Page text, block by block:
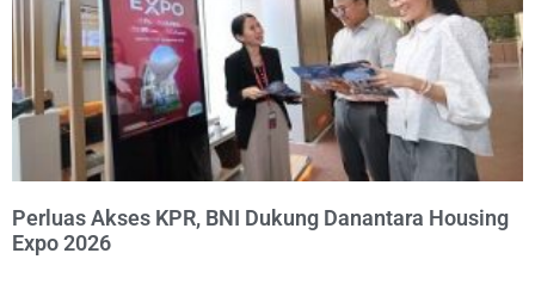
Perluas Akses KPR, BNI Dukung Danantara Housing
Expo 2026